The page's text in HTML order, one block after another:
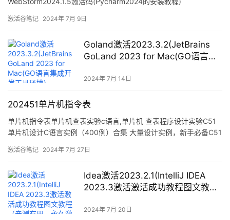
激活谷笔记 2024年 7月 9日
Goland激活2023.3.2(JetBrains
GoLand 2023 for Mac(GO语言集
活版)
2024年 7月 14日
202451单片机指令表
单片机指令表单片机查表实验c语言,单片机 查表程序设计实验C51
单片机设计C语言实例（400例）合集 大量设计实例，新手必备C51
忆开机次数101-24c02存储上次使用中状态102-DS130
激活谷笔记 2024年 7月 27日
Idea激活2023.2.1(IntelliJ IDEA
2023.3激活激活成功教程图文教程
2024年 7月 20日